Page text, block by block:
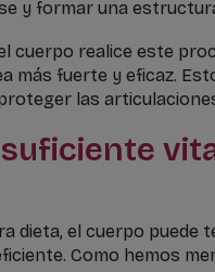
y formar una
cuerpo realice este
más fuerte y eficaz.
las
suficiente
dieta, el cuerpo puede
Como hemos